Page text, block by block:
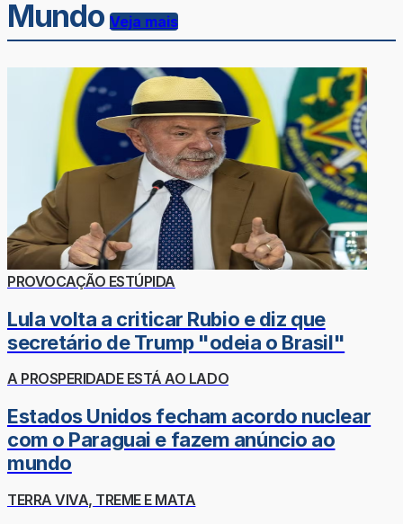
Mundo Veja mais
PROVOCAÇÃO ESTÚPIDA
Lula volta a criticar Rubio e diz que
secretário de Trump "odeia o Brasil"
A PROSPERIDADE ESTÁ AO LADO
Estados Unidos fecham acordo nuclear
com o Paraguai e fazem anúncio ao
mundo
TERRA VIVA, TREME E MATA